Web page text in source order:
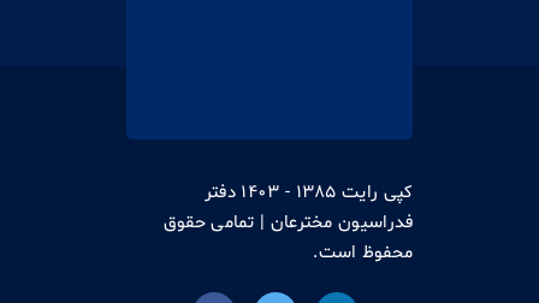
کپی رایت 1385 - 1403 دفتر
فدراسیون مخترعان | تمامی حقوق
محفوظ است.